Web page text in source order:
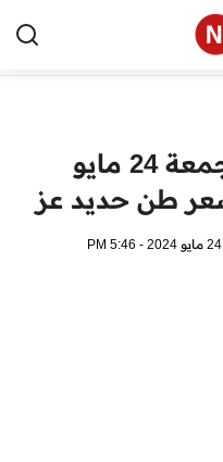
اسعار الحديد اليوم الجمعة 24 مايو
24 مايو 2024 - 5:46 PM